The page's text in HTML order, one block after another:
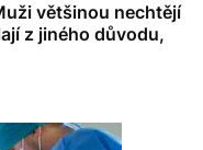
většinou nechtějí
z jiného důvodu,